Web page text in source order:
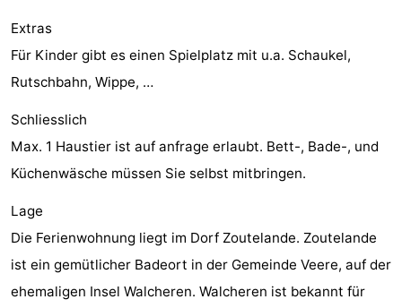
Kirchen
-
Leuchtturme
-
Aussichtspunkte
Attraktionen
-
Spielplätze
-
Indoor-
Spielplätze
-
Bowling
Wellness-
Extras
Für Kinder gibt es einen Spielplatz mit u.a. Schaukel,
Rutschbahn, Wippe, …
Schliesslich
Max. 1 Haustier ist auf anfrage erlaubt. Bett-, Bade-, und
Küchenwäsche müssen Sie selbst mitbringen.
Lage
Die Ferienwohnung liegt im Dorf Zoutelande. Zoutelande
ist ein gemütlicher Badeort in der Gemeinde Veere, auf der
ehemaligen Insel Walcheren. Walcheren ist bekannt für